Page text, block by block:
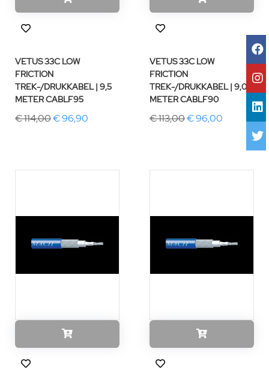
VETUS 33C LOW
FRICTION
TREK-/DRUKKABEL | 9,5
METER CABLF95
€ 114,00€ 96,90
VETUS 33C LOW
FRICTION
TREK-/DRUKKABEL | 9,0
METER CABLF90
€ 113,00€ 96,00